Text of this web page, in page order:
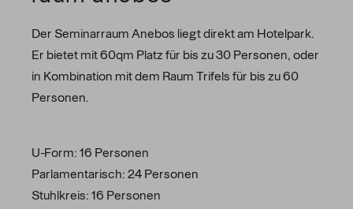
Der Seminarraum Anebos liegt direkt am Hotelpark.
Er bietet mit 60qm Platz für bis zu 30 Personen, oder
in Kombination mit dem Raum Trifels für bis zu 60
Personen.
U-Form: 16 Personen
Parlamentarisch: 24 Personen
Stuhlkreis: 16 Personen